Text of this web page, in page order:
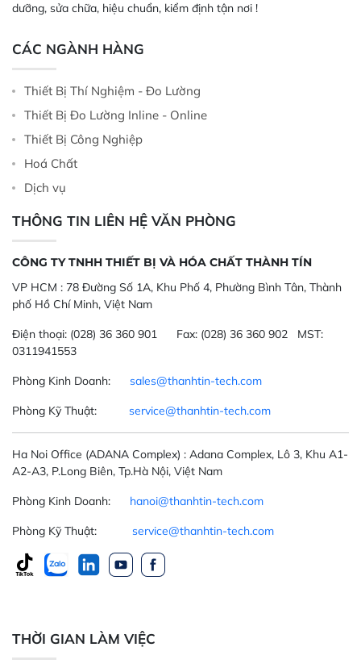
dưỡng, sửa chữa, hiệu chuẩn, kiểm định tận nơi !
CÁC NGÀNH HÀNG
Thiết Bị Thí Nghiệm - Đo Lường
Thiết Bị Đo Lường Inline - Online
Thiết Bị Công Nghiệp
Hoá Chất
Dịch vụ
THÔNG TIN LIÊN HỆ VĂN PHÒNG
CÔNG TY TNHH THIẾT BỊ VÀ HÓA CHẤT THÀNH TÍN
VP HCM : 78 Đường Số 1A, Khu Phố 4, Phường Bình Tân, Thành
phố Hồ Chí Minh, Việt Nam
Điện thoại: (028) 36 360 901 Fax: (028) 36 360 902 MST:
0311941553
Phòng Kinh Doanh: sales@thanhtin-tech.com
Phòng Kỹ Thuật: service@thanhtin-tech.com
Ha Noi Office (ADANA Complex) : Adana Complex, Lô 3, Khu A1-
A2-A3, P.Long Biên, Tp.Hà Nội, Việt Nam
Phòng Kinh Doanh: hanoi@thanhtin-tech.com
Phòng Kỹ Thuật: service@thanhtin-tech.com
THỜI GIAN LÀM VIỆC